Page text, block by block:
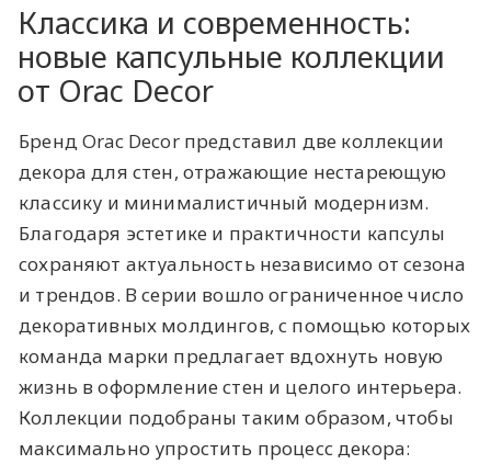
Классика и современность:
новые капсульные коллекции
от Orac Decor
Бренд Orac Decor представил две коллекции
декора для стен, отражающие нестареющую
классику и минималистичный модернизм.
Благодаря эстетике и практичности капсулы
сохраняют актуальность независимо от сезона
и трендов. В серии вошло ограниченное число
декоративных молдингов, с помощью которых
команда марки предлагает вдохнуть новую
жизнь в оформление стен и целого интерьера.
Коллекции подобраны таким образом, чтобы
максимально упростить процесс декора: